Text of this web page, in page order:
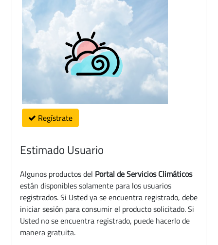
Regístrate
Estimado Usuario
Algunos productos del Portal de Servicios Climáticos
están disponibles solamente para los usuarios
registrados. Si Usted ya se encuentra registrado, debe
iniciar sesión para consumir el producto solicitado. Si
Usted no se encuentra registrado, puede hacerlo de
manera gratuita.